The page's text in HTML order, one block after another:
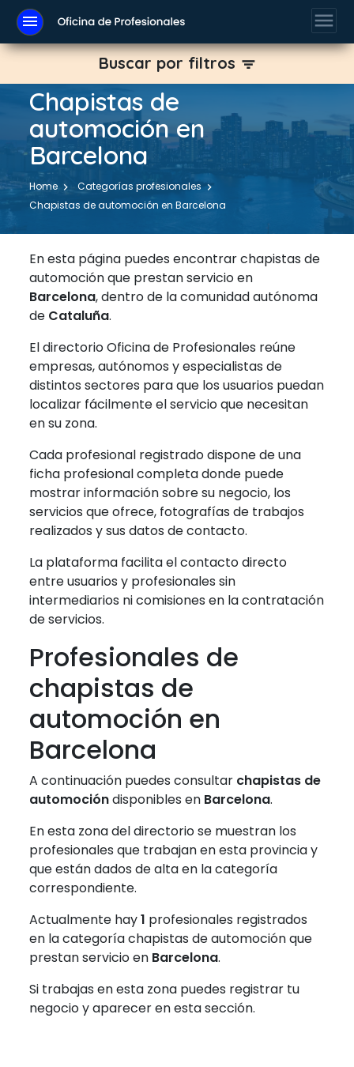
menu menu
Chapistas de
automoción en
Barcelona
Home
Categorías profesionales
Chapistas de automoción en Barcelona
En esta página puedes encontrar chapistas de
automoción que prestan servicio en
Barcelona, dentro de la comunidad autónoma
de Cataluña.
El directorio Oficina de Profesionales reúne
empresas, autónomos y especialistas de
distintos sectores para que los usuarios puedan
localizar fácilmente el servicio que necesitan
en su zona.
Cada profesional registrado dispone de una
ficha profesional completa donde puede
mostrar información sobre su negocio, los
servicios que ofrece, fotografías de trabajos
realizados y sus datos de contacto.
La plataforma facilita el contacto directo
entre usuarios y profesionales sin
intermediarios ni comisiones en la contratación
de servicios.
Profesionales de
chapistas de
automoción en
Barcelona
A continuación puedes consultar chapistas de
automocióndisponibles en Barcelona.
En esta zona del directorio se muestran los
profesionales que trabajan en esta provincia y
que están dados de alta en la categoría
correspondiente.
Actualmente hay1 profesionales registrados
en la categoría chapistas de automoción que
prestan servicio en Barcelona.
Si trabajas en esta zona puedes registrar tu
negocio y aparecer en esta sección.
Buscar por filtros filter_list